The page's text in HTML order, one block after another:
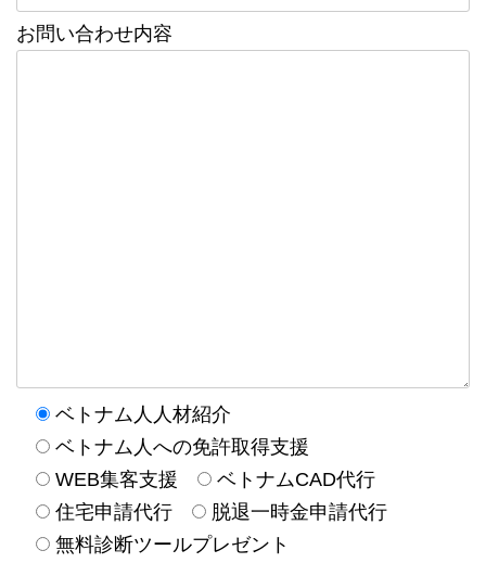
お問い合わせ内容
ベトナム人人材紹介
ベトナム人への免許取得支援
WEB集客支援
ベトナムCAD代行
住宅申請代行
脱退一時金申請代行
無料診断ツールプレゼント